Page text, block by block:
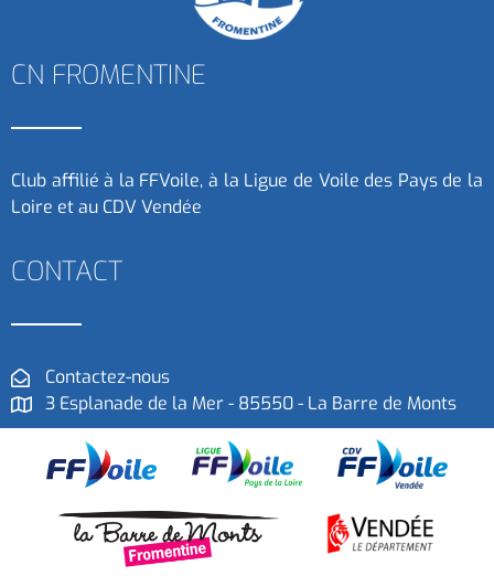
CN FROMENTINE
Club affilié à la FFVoile, à la Ligue de Voile des Pays de la
Loire et au CDV Vendée
CONTACT
Contactez-nous
3 Esplanade de la Mer - 85550 - La Barre de Monts